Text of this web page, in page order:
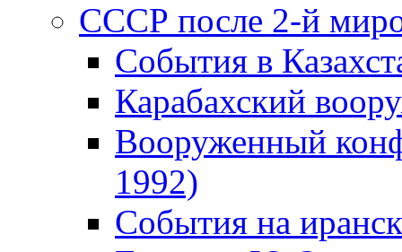
СССР после 2-й
События в
Карабахский
Вооруженный
1992)
События на